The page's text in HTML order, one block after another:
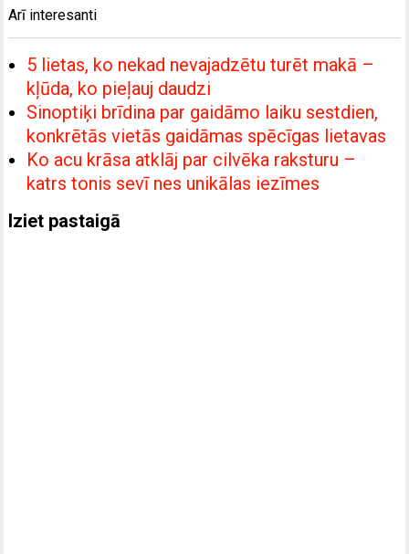
Arī interesanti
5 lietas, ko nekad nevajadzētu turēt makā –
kļūda, ko pieļauj daudzi
Sinoptiķi brīdina par gaidāmo laiku sestdien,
konkrētās vietās gaidāmas spēcīgas lietavas
Ko acu krāsa atklāj par cilvēka raksturu –
katrs tonis sevī nes unikālas iezīmes
Iziet pastaigā